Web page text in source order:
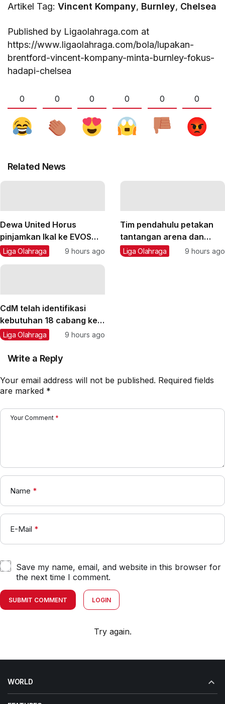
Artikel Tag:Vincent Kompany, Burnley, Chelsea
Published by Ligaolahraga.com at
https://www.ligaolahraga.com/bola/lupakan-
brentford-vincent-kompany-minta-burnley-fokus-
hadapi-chelsea
0 0 0 0 0 0
Related News
Dewa United Horus
pinjamkan Ikal ke EVOS
Divine
Liga Olahraga 9 hours ago
Tim pendahulu petakan
tantangan arena dan
transportasi Asian Games
Liga Olahraga 9 hours ago
CdM telah identifikasi
kebutuhan 18 cabang ke
Asian Games 2026
Liga Olahraga 9 hours ago
Write a Reply
Your email address will not be published. Required fields
are marked *
Your Comment *
Name *
E-Mail *
Save my name, email, and website in this browser for
the next time I comment.
SUBMIT COMMENT LOGIN
Try again.
WORLD